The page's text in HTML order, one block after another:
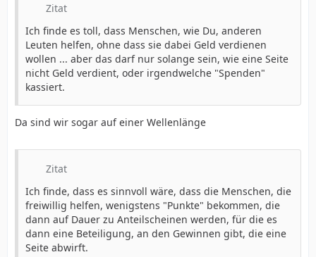
Zitat
Ich finde es toll, dass Menschen, wie Du, anderen
Leuten helfen, ohne dass sie dabei Geld verdienen
wollen ... aber das darf nur solange sein, wie eine Seite
nicht Geld verdient, oder irgendwelche "Spenden"
kassiert.
Da sind wir sogar auf einer Wellenlänge
Zitat
Ich finde, dass es sinnvoll wäre, dass die Menschen, die
freiwillig helfen, wenigstens "Punkte" bekommen, die
dann auf Dauer zu Anteilscheinen werden, für die es
dann eine Beteiligung, an den Gewinnen gibt, die eine
Seite abwirft.